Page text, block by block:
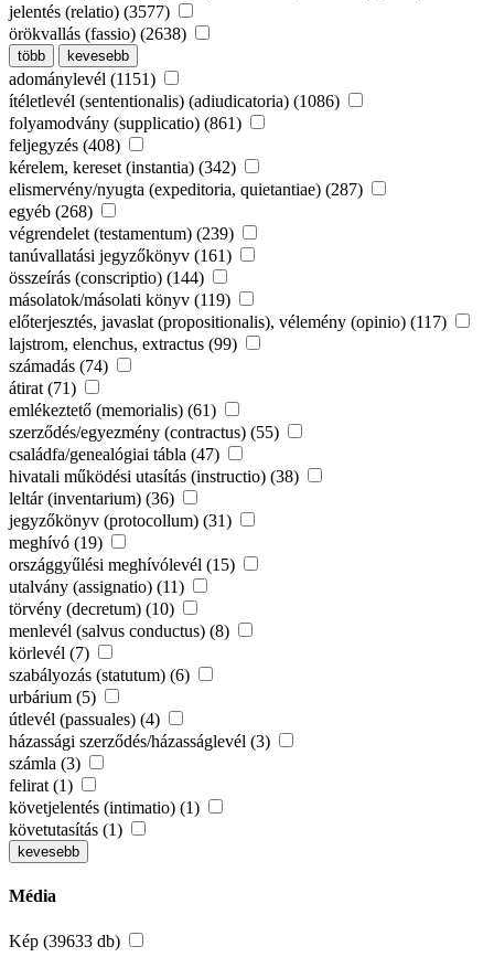
jelentés (relatio) (3577)
örökvallás (fassio) (2638)
több kevesebb
adománylevél (1151)
ítéletlevél (sententionalis) (adiudicatoria) (1086)
folyamodvány (supplicatio) (861)
feljegyzés (408)
kérelem, kereset (instantia) (342)
elismervény/nyugta (expeditoria, quietantiae) (287)
egyéb (268)
végrendelet (testamentum) (239)
tanúvallatási jegyzőkönyv (161)
összeírás (conscriptio) (144)
másolatok/másolati könyv (119)
előterjesztés, javaslat (propositionalis), vélemény (opinio) (117)
lajstrom, elenchus, extractus (99)
számadás (74)
átirat (71)
emlékeztető (memorialis) (61)
szerződés/egyezmény (contractus) (55)
családfa/genealógiai tábla (47)
hivatali működési utasítás (instructio) (38)
leltár (inventarium) (36)
jegyzőkönyv (protocollum) (31)
meghívó (19)
országgyűlési meghívólevél (15)
utalvány (assignatio) (11)
törvény (decretum) (10)
menlevél (salvus conductus) (8)
körlevél (7)
szabályozás (statutum) (6)
urbárium (5)
útlevél (passuales) (4)
házassági szerződés/házasságlevél (3)
számla (3)
felirat (1)
követjelentés (intimatio) (1)
követutasítás (1)
kevesebb
Média
Kép (39633 db)